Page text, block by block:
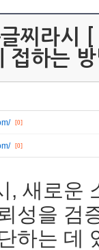
글찌라시
접하는
[0]
[0]
, 새로운
성을 검
하는 데